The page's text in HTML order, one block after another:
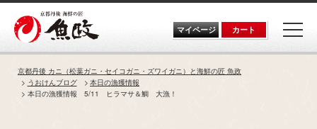
Skip
content
マイページ カート
京都丹後 カニ（松葉ガニ・セイコガニ・ズワイガニ）と海鮮の匠 魚政
うおけんブログ
本日の漁獲情報
本日の漁獲情報 5/11 ヒラマサ＆鯛 大漁！